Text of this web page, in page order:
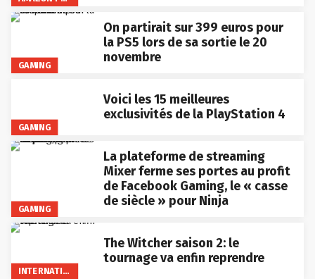
GAMING
On partirait sur 399 euros pour
la PS5 lors de sa sortie le 20
novembre
GAMING
Voici les 15 meilleures
exclusivités de la PlayStation 4
GAMING
La plateforme de streaming
Mixer ferme ses portes au profit
de Facebook Gaming, le « casse
de siècle » pour Ninja
The Witcher saison 2: le
tournage va enfin reprendre